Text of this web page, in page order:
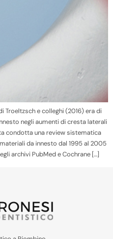
Troeltzsch e colleghi (2016) era di
negli aumenti di cresta laterali
condotta una review sistematica
da innesto dal 1995 al 2005
archivi PubMed e Cochrane […]